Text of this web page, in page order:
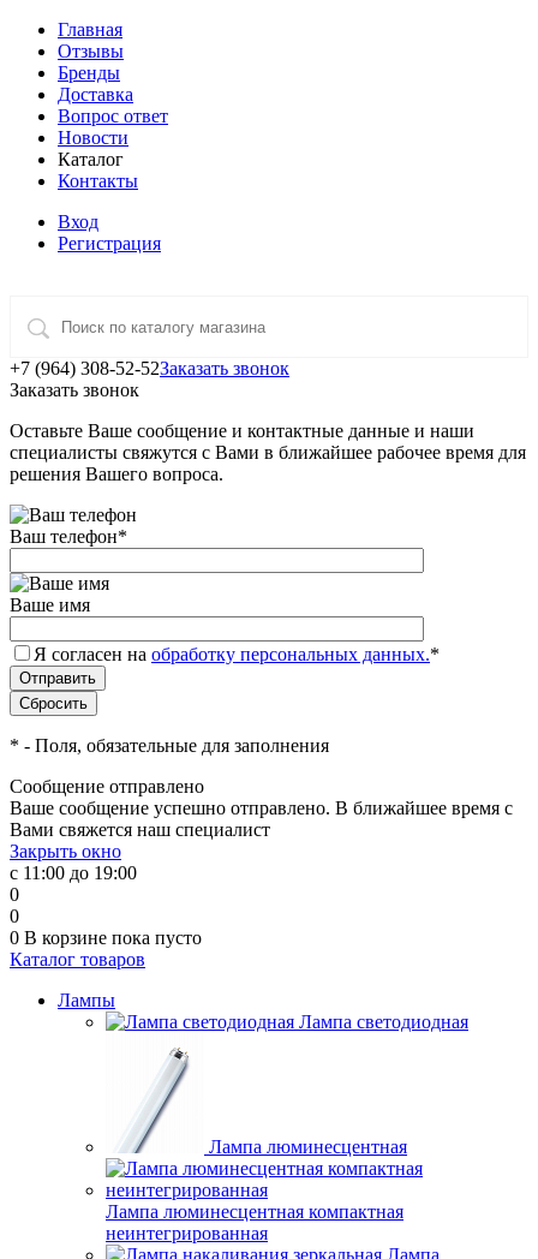
Главная
Отзывы
Бренды
Доставка
Вопрос ответ
Новости
Каталог
Контакты
Вход
Регистрация
+7 (964) 308-52-52Заказать звонок
Заказать звонок
Оставьте Ваше сообщение и контактные данные и наши
специалисты свяжутся с Вами в ближайшее рабочее время для
решения Вашего вопроса.
Ваш телефон*
Ваше имя
Я согласен на обработку персональных данных.*
* - Поля, обязательные для заполнения
Сообщение отправлено
Ваше сообщение успешно отправлено. В ближайшее время с
Вами свяжется наш специалист
Закрыть окно
с 11:00 до 19:00
0
0
0 В корзине пока пусто
Каталог товаров
Лампы
Лампа светодиодная
Лампа люминесцентная
Лампа люминесцентная компактная
неинтегрированная
Лампа